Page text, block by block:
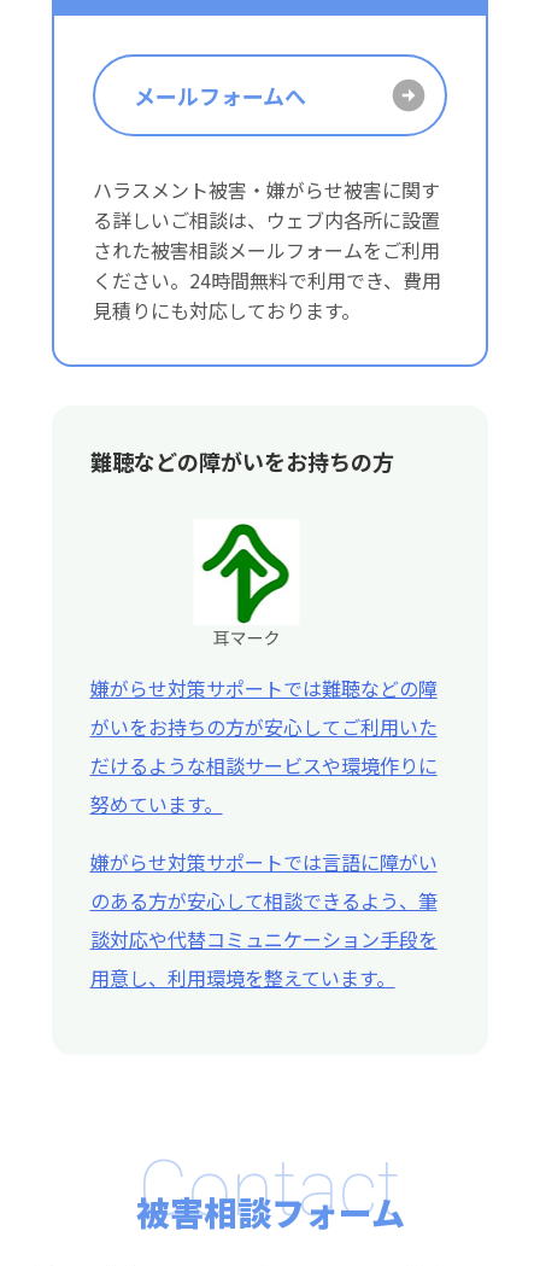
メールフォームへ
ハラスメント被害・嫌がらせ被害に関す
る詳しいご相談は、ウェブ内各所に設置
された被害相談メールフォームをご利用
ください。24時間無料で利用でき、費用
見積りにも対応しております。
難聴などの障がいをお持ちの方
嫌がらせ対策サポートでは難聴などの障
がいをお持ちの方が安心してご利用いた
だけるような相談サービスや環境作りに
努めています。
嫌がらせ対策サポートでは言語に障がい
のある方が安心して相談できるよう、筆
談対応や代替コミュニケーション手段を
用意し、利用環境を整えています。
Contact
被害相談フォーム